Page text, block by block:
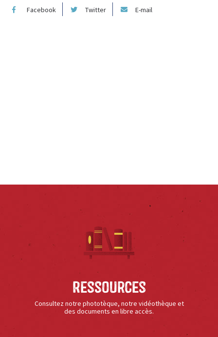
Facebook Twitter E-mail
Ressources
Consultez notre phototèque, notre vidéothèque et
des documents en libre accès.